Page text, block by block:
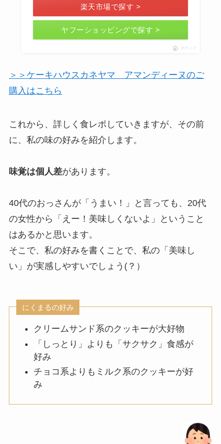
楽天市場で探す >
ヤフーショッピングで探す >
ポチップ
＞＞ケーキハウスカネヤマ アマンディーヌのご
購入はこちら
これから、詳しく食レポしていきますが、その前
に、私の味の好みを紹介します。
味覚は個人差があります。
40代のおっさんが「うまい！」と言っても、20代
の女性から「えー！美味しくないよ」ということ
はあるかと思います。
そこで、私の好みを書くことで、私の「美味し
い」が実感しやすいでしょう(？）
にくまるの好み
クリームサンド系のクッキーが大好物
「しっとり」よりも「サクサク」食感が
好み
チョコ系よりもミルク系のクッキーが好
み